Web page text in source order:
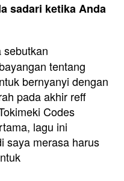
sadari ketika Anda
sebutkan
tentang
bernyanyi dengan
pada akhir reff
Codes
lagu ini
saya merasa harus